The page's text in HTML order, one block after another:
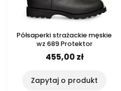
Półsaperki strażackie męskie
wz 689 Protektor
455,00 zł
Zapytaj o produkt